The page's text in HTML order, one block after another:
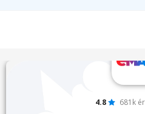
4.8 681k